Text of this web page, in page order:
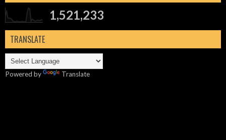
1,521,233
TRANSLATE
Powered by Translate